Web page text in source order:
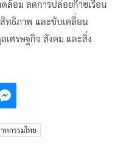
ล้อม ลดการปล่อยก๊าซเรือน
ทธิภาพ และขับเคลื่อน
เศรษฐกิจ สังคม และสิ่ง
หกรรมไทย